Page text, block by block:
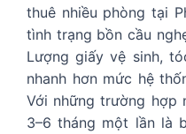
thuê nhiều phòng tại
tình trạng bồn cầu
Lượng giấy vệ sinh,
nhanh hơn mức hệ
Với những trường hợp
3–6 tháng một lần là